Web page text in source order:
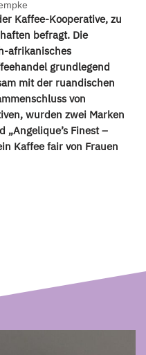
Kaffee-Kooperative, zu
befragt. Die
afrikanisches
grundlegend
mit der ruandischen
von
wurden zwei Marken
„Angelique’s Finest –
Kaffee fair von Frauen